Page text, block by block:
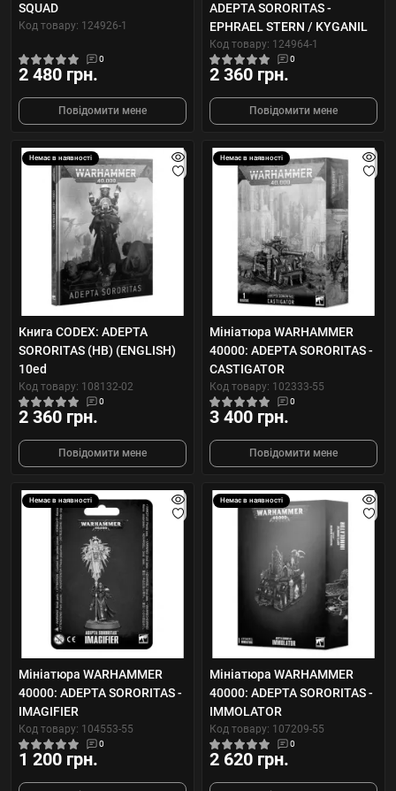
SQUAD
Код товару: 124926-1
0
2 480 грн.
Повідомити мене
ADEPTA SORORITAS -
EPHRAEL STERN / KYGANIL
Код товару: 124964-1
0
2 360 грн.
Повідомити мене
Немає в наявності
Книга CODEX: ADEPTA
SORORITAS (HB) (ENGLISH)
10ed
Код товару: 108132-02
0
2 360 грн.
Повідомити мене
Немає в наявності
Мініатюра WARHAMMER
40000: ADEPTA SORORITAS -
CASTIGATOR
Код товару: 102333-55
0
3 400 грн.
Повідомити мене
Немає в наявності
Мініатюра WARHAMMER
40000: ADEPTA SORORITAS -
IMAGIFIER
Код товару: 104553-55
0
1 200 грн.
Немає в наявності
Мініатюра WARHAMMER
40000: ADEPTA SORORITAS -
IMMOLATOR
Код товару: 107209-55
0
2 620 грн.